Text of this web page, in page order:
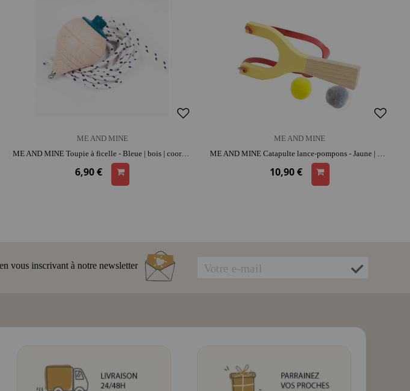
ME AND MINE
ME AND MINE Toupie à ficelle - Bleue | bois | coordination et adresse
6,90 €
ME AND MINE
10,90 €
vous inscrivant à notre newsletter